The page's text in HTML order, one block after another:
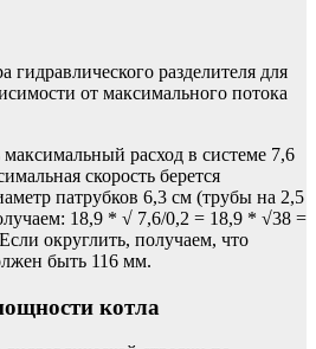
гидравлического разделителя для
от максимального потока
расход в системе 7,6
скорость берется
патрубков 6,3 см (трубы на 2,5
18,9 * √ 7,6/0,2 = 18,9 * √38 =
округлить, получаем, что
быть 116 мм.
котла